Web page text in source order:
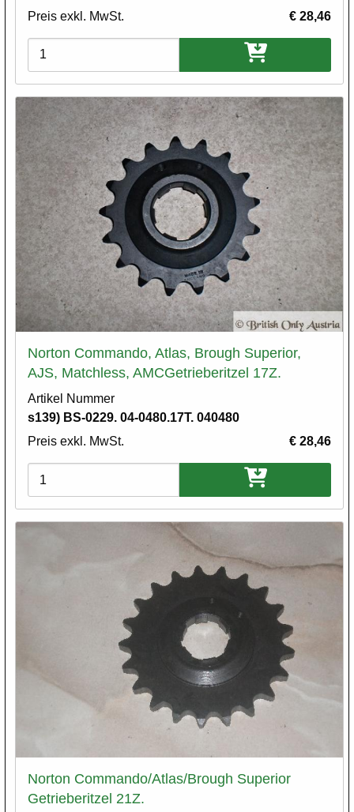
Preis exkl. MwSt.
€ 28,46
Varianten
Norton Commando, Atlas, Brough Superior,
AJS, Matchless, AMCGetrieberitzel 17Z.
Artikel Nummer
s139) BS-0229. 04-0480.17T. 040480
Preis exkl. MwSt.
€ 28,46
Varianten
Norton Commando/Atlas/Brough Superior
Getrieberitzel 21Z.